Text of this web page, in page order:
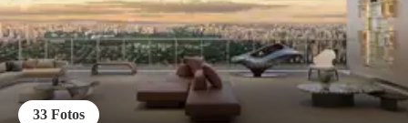
33 Fotos